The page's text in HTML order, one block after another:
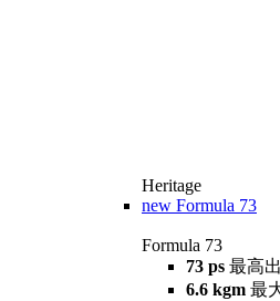
Heritage
new Formula 73
Formula 73
73 ps 最高
6.6 kgm 最